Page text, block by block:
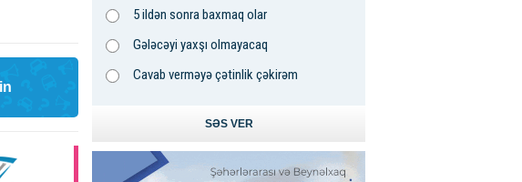
5 ildən sonra baxmaq olar
Gələcəyi yaxşı olmayacaq
Cavab verməyə çətinlik çəkirəm